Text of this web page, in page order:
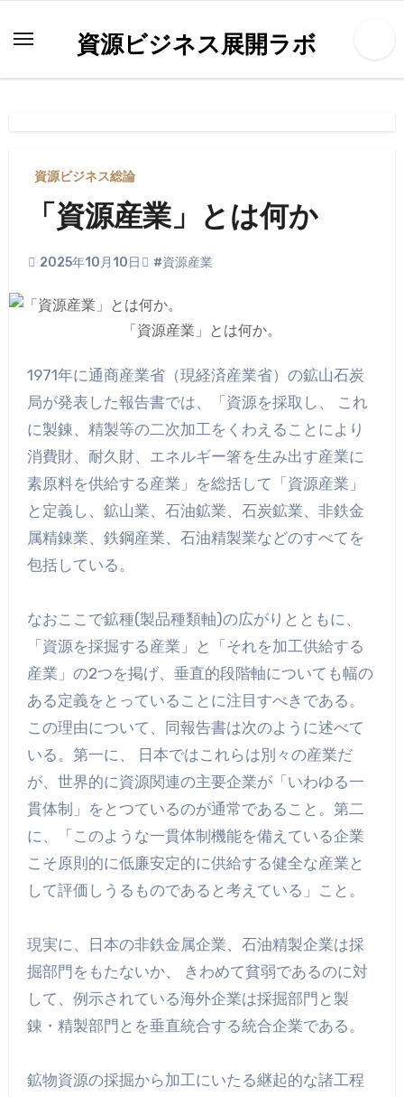
資源ビジネス展開ラボ
資源ビジネス総論
「資源産業」とは何か
2025年10月10日 #資源産業
「資源産業」とは何か。
1971年に通商産業省（現経済産業省）の鉱山石炭
局が発表した報告書では、「資源を採取し、 これ
に製錬、精製等の二次加工をくわえることにより
消費財、耐久財、エネルギー箸を生み出す産業に
素原料を供給する産業」を総括して「資源産業」
と定義し、鉱山業、石油鉱業、石炭鉱業、非鉄金
属精錬業、鉄鋼産業、石油精製業などのすべてを
包括している。
なおここで鉱種(製品種類軸)の広がりとともに、
「資源を採掘する産業」と「それを加工供給する
産業」の2つを掲げ、垂直的段階軸についても幅の
ある定義をとっていることに注目すべきである。
この理由について、同報告書は次のように述べて
いる。第一に、 日本ではこれらは別々の産業だ
が、世界的に資源関連の主要企業が「いわゆる一
貫体制」をとつているのが通常であること。第二
に、「このような一貫体制機能を備えている企業
こそ原則的に低廉安定的に供給する健全な産業と
して評価しうるものであると考えている」こと。
現実に、日本の非鉄金属企業、石油精製企業は採
掘部門をもたないか、 きわめて貧弱であるのに対
して、例示されている海外企業は採掘部門と製
錬・精製部門とを垂直統合する統合企業である。
鉱物資源の採掘から加工にいたる継起的な諸工程